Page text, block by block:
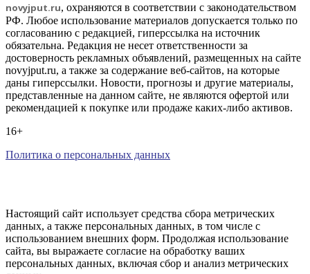
novyjput.ru, охраняются в соответствии с законодательством
РФ. Любое использование материалов допускается только по
согласованию с редакцией, гиперссылка на источник
обязательна. Редакция не несет ответственности за
достоверность рекламных объявлений, размещенных на сайте
novyjput.ru, а также за содержание веб-сайтов, на которые
даны гиперссылки. Новости, прогнозы и другие материалы,
представленные на данном сайте, не являются офертой или
рекомендацией к покупке или продаже каких-либо активов.
16+
Политика о персональных данных
Настоящий сайт использует средства сбора метрических
данных, а также персональных данных, в том числе с
использованием внешних форм. Продолжая использование
сайта, вы выражаете согласие на обработку ваших
персональных данных, включая сбор и анализ метрических